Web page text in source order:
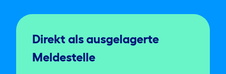
Direkt als ausgelagerte
Meldestelle